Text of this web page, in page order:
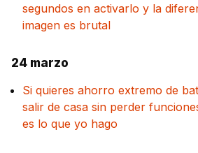
segundos en activarlo y la
imagen es brutal
24 marzo
Si quieres ahorro extremo de
salir de casa sin perder
es lo que yo hago